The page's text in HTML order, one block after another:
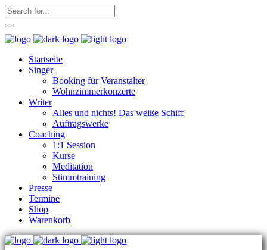
Startseite
Singer
Booking für Veranstalter
Wohnzimmerkonzerte
Writer
Alles und nichts! Das weiße Schiff
Auftragswerke
Coaching
1:1 Session
Kurse
Meditation
Stimmtraining
Presse
Termine
Shop
Warenkorb